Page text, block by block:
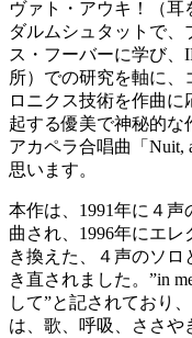
ヴァト・アウキ！（耳
ダルムシュタットで、
ス・フーバーに学び
所）での研究を軸に、
ロニクス技術を作曲
起する優美で神秘的
アカペラ合唱曲「Nuit,
思います。
本作は、1991年に４
曲され、1996年にエ
き換えた、４声のソ
き直されました。”in
して”と記されており
は、歌、呼吸、ささ